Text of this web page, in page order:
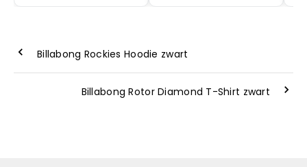
Billabong Rockies Hoodie zwart
Billabong Rotor Diamond T-Shirt zwart